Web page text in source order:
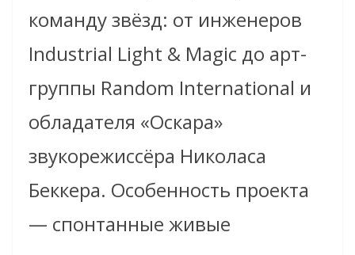
команду звёзд: от инженеров
Industrial Light & Magic до арт-
группы Random International и
обладателя «Оскара»
звукорежиссёра Николаса
Беккера. Особенность проекта
— спонтанные живые